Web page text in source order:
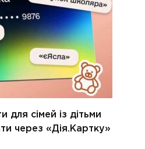
для сімей із дітьми
через «Дія.Картку»